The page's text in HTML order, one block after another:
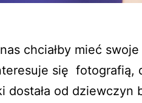
chciałby mieć
się fotografią,
dostała od dziewczyn